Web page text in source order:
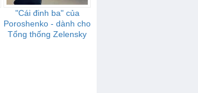
"Cái đinh ba" của
Poroshenko - dành cho
Tổng thống Zelensky